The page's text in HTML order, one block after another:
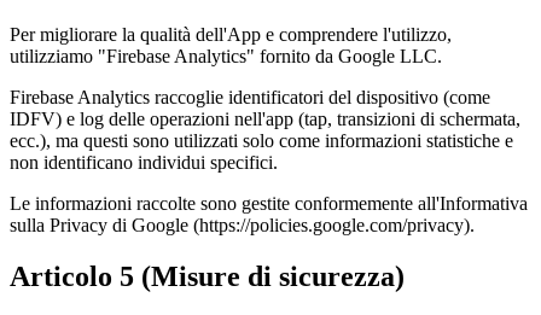
Per migliorare la qualità dell'App e comprendere l'utilizzo,
utilizziamo "Firebase Analytics" fornito da Google LLC.
Firebase Analytics raccoglie identificatori del dispositivo (come
IDFV) e log delle operazioni nell'app (tap, transizioni di schermata,
ecc.), ma questi sono utilizzati solo come informazioni statistiche e
non identificano individui specifici.
Le informazioni raccolte sono gestite conformemente all'Informativa
sulla Privacy di Google (https://policies.google.com/privacy).
Articolo 5 (Misure di sicurezza)